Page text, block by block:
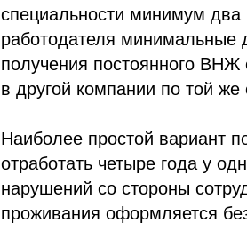
специальности минимум два
работодателя минимальные
получения постоянного
в другой компании по той
Наиболее простой вариант
отработать четыре года у
нарушений со стороны
проживания оформляется